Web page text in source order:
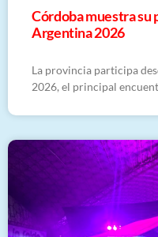
Córdoba muestra
Argentina 2026
La provincia participa
2026, el principal